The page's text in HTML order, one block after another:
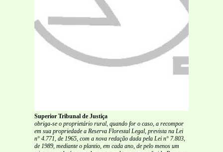
Superior Tribunal de Justiça
obriga-se o proprietário rural, quando for o caso, a recompor
em sua propriedade a Reserva Florestal Legal, prevista na Lei
n° 4.771, de 1965, com a nova redação dada pela Lei n° 7.803,
de 1989, mediante o plantio, em cada ano, de pelo menos um